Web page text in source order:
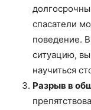
спасатели
поведение.
ситуацию,
научиться
Разрыв в